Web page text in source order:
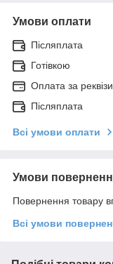
Умови оплати
Післяплата
Готівкою
Оплата за
Післяплата
Всі умови оплати
Умови
Повернення товару
Всі умови